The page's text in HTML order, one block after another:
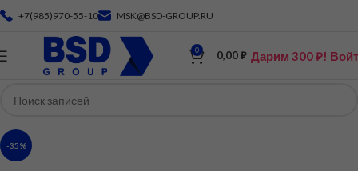
+7(985)970-55-10 MSK@BSD-GROUP.RU
0 0,00₽ Дарим 300 ₽!
-35%